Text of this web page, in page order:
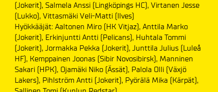
(Jokerit), Salmela Anssi (Lingköpings HC), Virtanen Jesse
(Lukko), Vittasmäki Veli-Matti (Ilves)
Hyökkääjät: Aaltonen Miro (HK Vitjaz), Anttila Marko
(Jokerit), Erkinjuntti Antti (Pelicans), Huhtala Tommi
(Jokerit), Jormakka Pekka (Jokerit), Junttila Julius (Luleå
HF), Kemppainen Joonas (Sibir Novosibirsk), Manninen
Sakari (HPK), Ojamäki Niko (Ässät), Palola Olli (Växjö
Lakers), Pihlström Antti (Jokerit), Pyörälä Mika (Kärpät),